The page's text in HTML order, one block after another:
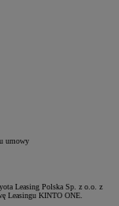
umowy
Leasing Polska Sp. z o.o. z
Leasingu KINTO ONE.